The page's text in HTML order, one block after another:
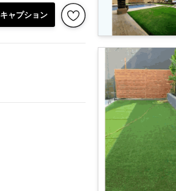
キャプション